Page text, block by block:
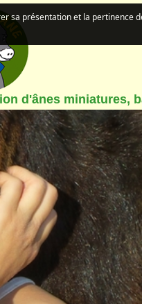
sa présentation et la pertinence
d'ânes miniatures,